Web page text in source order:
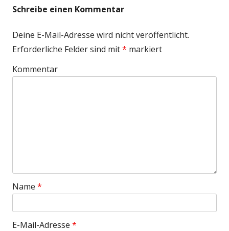
Schreibe einen Kommentar
Deine E-Mail-Adresse wird nicht veröffentlicht.
Erforderliche Felder sind mit* markiert
Kommentar
Name *
E-Mail-Adresse *